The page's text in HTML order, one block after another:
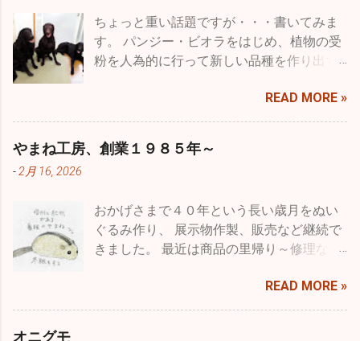
ちょっと重い話題ですが・・・書いてみま
す。 パンジー・ビオラをはじめ、植物の受
粉を人為的に行って新しい品種を作り出す
が、専門用語に育種という言葉がありま
す。 種を育てると書きますが、要は受粉を
した種を播いて結果を品種として固まるま
で受粉・採種・育苗を繰り返すことをいい
たり、つまり利用する人たちにとってより
良くするということで品種改良とも言うわ
けです。 もちろん、収穫量を減らしたり、
しての育種というのはある意味ありえませ
んが、一方で都合良くというだけでなく花
READ MORE »
やまね工房、創業１９８５年～
-2月 16, 2026
おかげさまで４０年という長い歳月をぬい
ぐるみ作り、 展示物作製、販売など継続で
きました。 最近は商品の里帰り～修理な
て、 意図した思いが伝わっていたことや、
長く大切に愛されたことを 直接フィードバ
READ MORE »
オニグモ